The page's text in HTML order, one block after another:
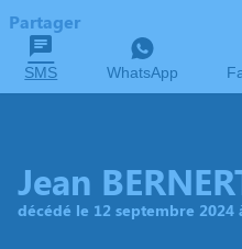
Partager
SMS WhatsApp
Jean
décédé le 12 septembre 2024